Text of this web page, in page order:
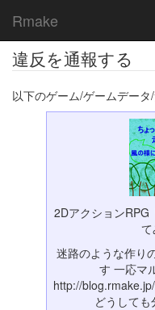
Rmake
違反を通報する
以下のゲーム/ゲームデータ
2DアクションRPG
迷路のような作り
す 一応マ
http://
どうして